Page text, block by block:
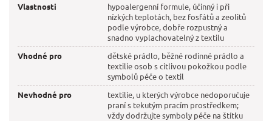
Vlastnosti
hypoalergenní formule, účinný i při
nízkých teplotách, bez fosfátů a zeolitů
podle výrobce, dobře rozpustný a
snadno vyplachovatelný z textilu
Vhodné pro
dětské prádlo, běžné rodinné prádlo a
textilie osob s citlivou pokožkou podle
symbolů péče o textil
Nevhodné pro
textilie, u kterých výrobce nedoporučuje
praní s tekutým pracím prostředkem;
vždy dodržujte symboly péče na štítku